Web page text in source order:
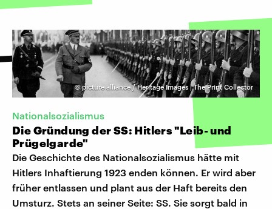
©picture alliance / Heritage Images | The Print Collector
Nationalsozialismus
Die Gründung der SS: Hitlers "Leib- und
Prügelgarde"
Die Geschichte des Nationalsozialismus hätte mit
Hitlers Inhaftierung 1923 enden können. Er wird aber
früher entlassen und plant aus der Haft bereits den
Umsturz. Stets an seiner Seite: SS. Sie sorgt bald in